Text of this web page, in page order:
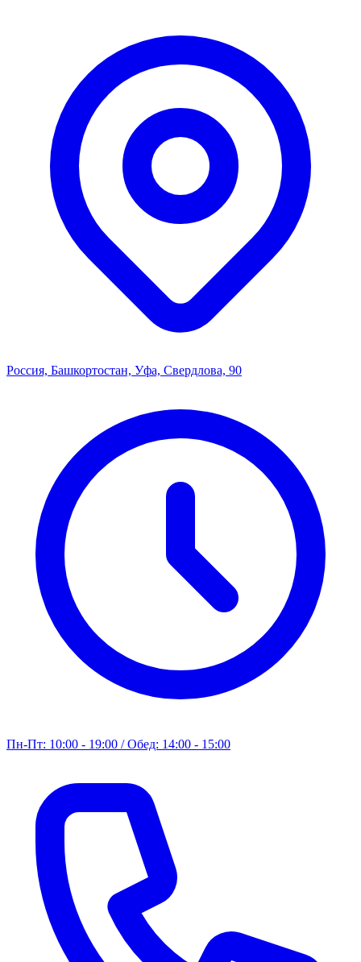
Россия, Башкортостан, Уфа, Свердлова, 90
Пн-Пт: 10:00 - 19:00 / Обед: 14:00 - 15:00